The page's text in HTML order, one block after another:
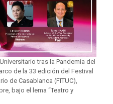
tras la Pandemia del
de la 33 edición del Festival
de Casablanca (FITUC),
bajo el lema “Teatro y